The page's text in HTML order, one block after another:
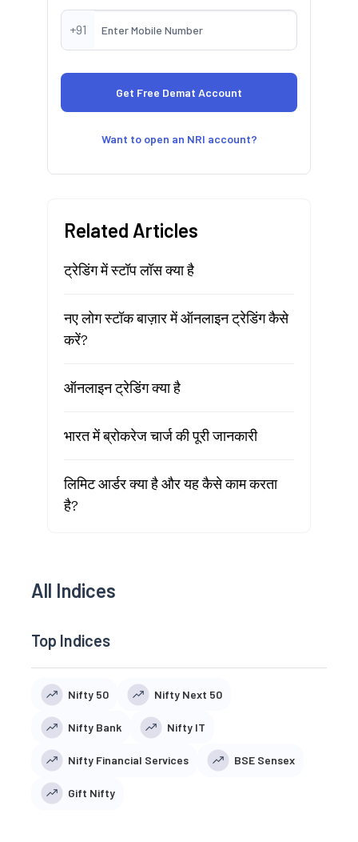
+91
Want to open an NRI account?
Related Articles
ट्रेडिंग में स्टॉप लॉस क्या है
नए लोग स्टॉक बाज़ार में ऑनलाइन ट्रेडिंग कैसे
करें?
ऑनलाइन ट्रेडिंग क्या है
भारत में ब्रोकरेज चार्ज की पूरी जानकारी
लिमिट आर्डर क्या है और यह कैसे काम करता
है?
All Indices
Top Indices
Nifty 50 Nifty Next 50
Nifty Bank Nifty IT
Nifty Financial Services BSE Sensex
Gift Nifty